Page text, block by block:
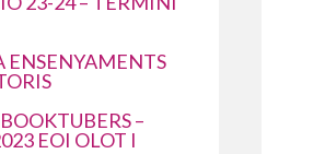
ENSENYAMENTS
–
EOI OLOT I